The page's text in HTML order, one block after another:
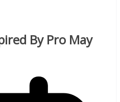
By Pro May